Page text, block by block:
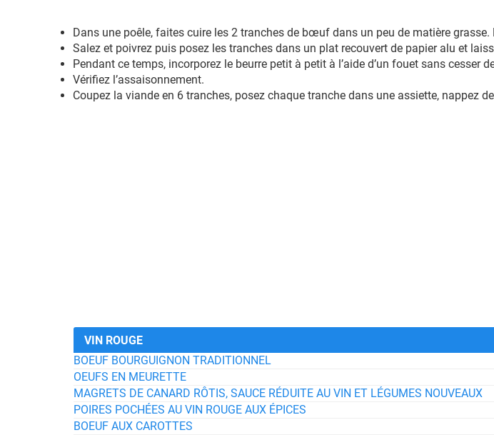
Dans une poêle, faites cuire les 2 tranches de bœuf dans un peu de matière grasse.
Salez et poivrez puis posez les tranches dans un plat recouvert de papier alu et
Pendant ce temps, incorporez le beurre petit à petit à l’aide d’un fouet sans cesser
Vérifiez l’assaisonnement.
Coupez la viande en 6 tranches, posez chaque tranche dans une assiette, nappez
VIN ROUGE
BOEUF BOURGUIGNON TRADITIONNEL
OEUFS EN MEURETTE
MAGRETS DE CANARD RÔTIS, SAUCE RÉDUITE AU VIN ET LÉGUMES NOUVEAUX
POIRES POCHÉES AU VIN ROUGE AUX ÉPICES
BOEUF AUX CAROTTES